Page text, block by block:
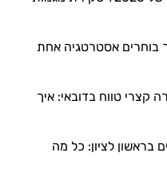
בוחרים אסטרטגיה אחת
קצרי טווח בדובאי: איך
בראשון לציון: כל מה